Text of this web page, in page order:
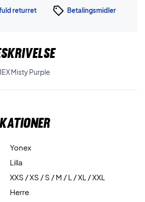
returret Betalingsmidler
Misty Purple
Yonex
Lilla
XXS / XS / S / M / L / XL / XXL
Herre